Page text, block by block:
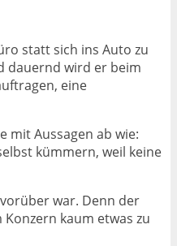
statt sich ins Auto zu
dauernd wird er beim
eine
mit Aussagen ab wie:
kümmern, weil keine
war. Denn der
kaum etwas zu